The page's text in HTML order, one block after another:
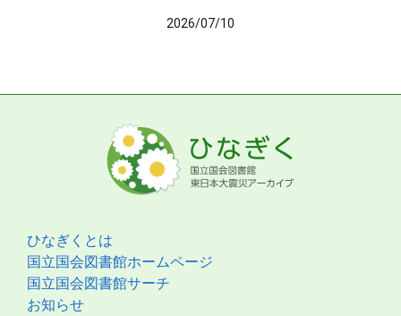
2026/07/10
ひなぎくとは
国立国会図書館ホームページ
国立国会図書館サーチ
お知らせ